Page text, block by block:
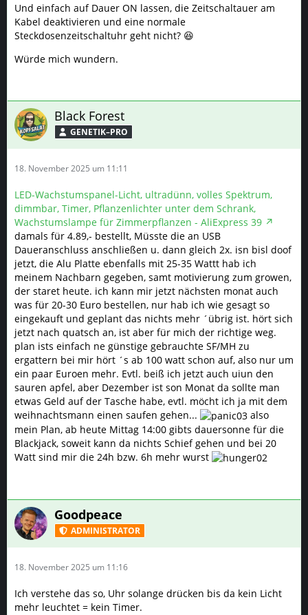
Und einfach auf Dauer ON lassen, die Zeitschaltauer am
Kabel deaktivieren und eine normale
Steckdosenzeitschaltuhr geht nicht? 😆
Würde mich wundern.
Black Forest
GENETIK–PRO
18. November 2025 um 11:11
LED-Wachstumspanel-Licht, ultradünn, volles Spektrum,
dimmbar, Timer, Pflanzenlichter unter dem Schrank,
Wachstumslampe für Zimmerpflanzen - AliExpress 39
damals für 4.89,- bestellt, Müsste die an USB
Daueranschluss anschließen u. dann gleich 2x. isn bisl doof
jetzt, die Alu Platte ebenfalls mit 25-35 Wattt hab ich
meinem Nachbarn gegeben, samt motivierung zum growen,
der staret heute. ich kann mir jetzt nächsten monat auch
was für 20-30 Euro bestellen, nur hab ich wie gesagt so
eingekauft und geplant das nichts mehr ´übrig ist. hört sich
jetzt nach quatsch an, ist aber für mich der richtige weg.
plan ists einfach ne günstige gebrauchte SF/MH zu
ergattern bei mir hört ´s ab 100 watt schon auf, also nur um
ein paar Euroen mehr. Evtl. beiß ich jetzt auch uiun den
sauren apfel, aber Dezember ist son Monat da sollte man
etwas Geld auf der Tasche habe, evtl. möcht ich ja mit dem
weihnachtsmann einen saufen gehen...
also
mein Plan, ab heute Mittag 14:00 gibts dauersonne für die
Blackjack, soweit kann da nichts Schief gehen und bei 20
Watt sind mir die 24h bzw. 6h mehr wurst
Goodpeace
ADMINISTRATOR
18. November 2025 um 11:16
Ich verstehe das so, Uhr solange drücken bis da kein Licht
mehr leuchtet = kein Timer.